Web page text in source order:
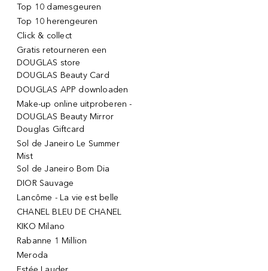
Top 10 damesgeuren
Top 10 herengeuren
Click & collect
Gratis retourneren een
DOUGLAS store
DOUGLAS Beauty Card
DOUGLAS APP downloaden
Make-up online uitproberen -
DOUGLAS Beauty Mirror
Douglas Giftcard
Sol de Janeiro Le Summer
Mist
Sol de Janeiro Bom Dia
DIOR Sauvage
Lancôme - La vie est belle
CHANEL BLEU DE CHANEL
KIKO Milano
Rabanne 1 Million
Meroda